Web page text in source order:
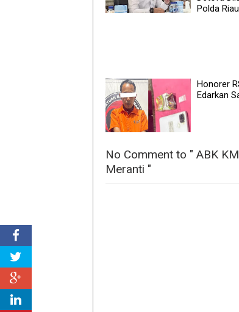
Polda Riau
Honorer
Edarkan
No Comment to " ABK
Meranti "